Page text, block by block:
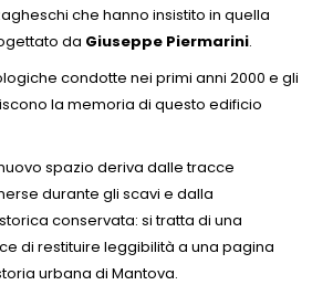
che hanno insistito in quella
da Giuseppe Piermarini.
condotte nei primi anni 2000 e gli
la memoria di questo edificio
spazio deriva dalle tracce
durante gli scavi e dalla
conservata: si tratta di una
di restituire leggibilità a una pagina
urbana di Mantova.